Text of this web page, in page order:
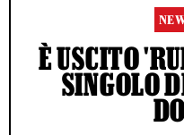
È USCITO
SINGOLO